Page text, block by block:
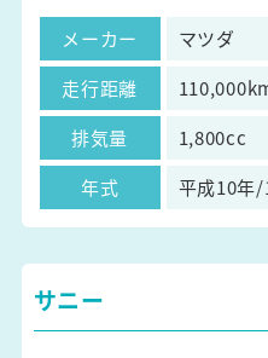
メーカー
マツダ
走行距離
排気量
1,800cc
年式
平成10年
サニー